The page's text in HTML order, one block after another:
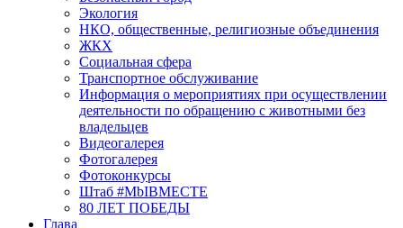
Экология
НКО, общественные, религиозные объединения
ЖКХ
Социальная сфера
Транспортное обслуживание
Информация о мероприятиях при осуществлении
деятельности по обращению с животными без
владельцев
Видеогалерея
Фотогалерея
Фотоконкурсы
Штаб #MbIBMECTE
80 ЛЕТ ПОБЕДЫ
Глава